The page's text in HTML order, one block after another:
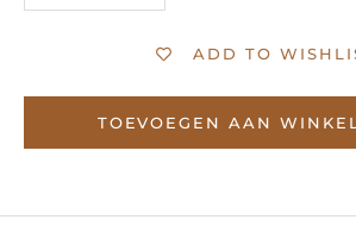
ADD TO
TOEVOEGEN AAN